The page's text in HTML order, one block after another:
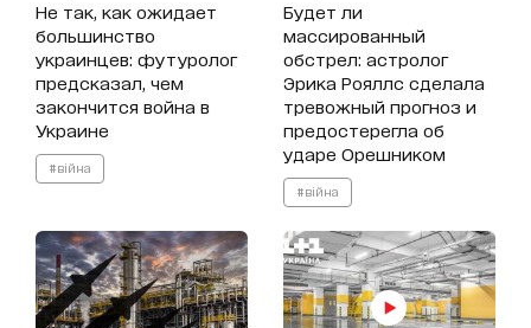
Не так, как ожидает
большинство
украинцев: футуролог
предсказал, чем
закончится война в
Украине
#війна
Будет ли
массированный
обстрел: астролог
Эрика Рояллс сделала
тревожный прогноз и
предостерегла об
ударе Орешником
#війна